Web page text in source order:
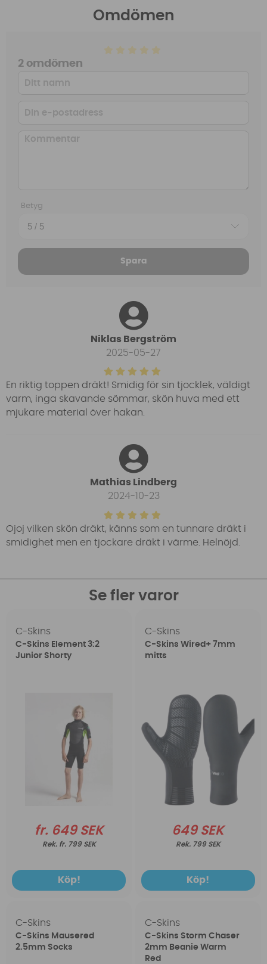
Omdömen
2 omdömen
Betyg
Spara
Niklas Bergström
2025-05-27
En riktig toppen dräkt! Smidig för sin tjocklek, väldigt
varm, inga skavande sömmar, skön huva med ett
mjukare material över hakan.
Mathias Lindberg
2024-10-23
Ojoj vilken skön dräkt, känns som en tunnare dräkt i
smidighet men en tjockare dräkt i värme. Helnöjd.
Se fler varor
C-Skins
C-Skins Element 3:2
Junior Shorty
fr. 649 SEK
fr. 799 SEK
Köp!
C-Skins
C-Skins Wired+ 7mm
mitts
649 SEK
799 SEK
Köp!
C-Skins
C-Skins Mausered
2.5mm Socks
C-Skins
C-Skins Storm Chaser
2mm Beanie Warm
Red